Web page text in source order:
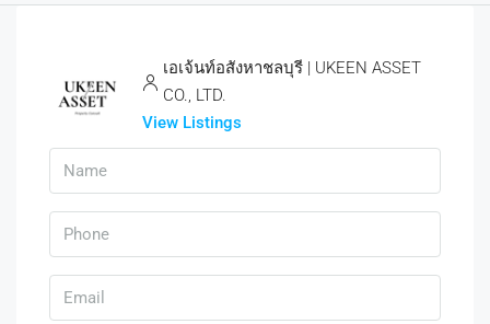
เอเจ้นท์อสังหาชลบุรี | UKEEN ASSET
CO., LTD.
View Listings